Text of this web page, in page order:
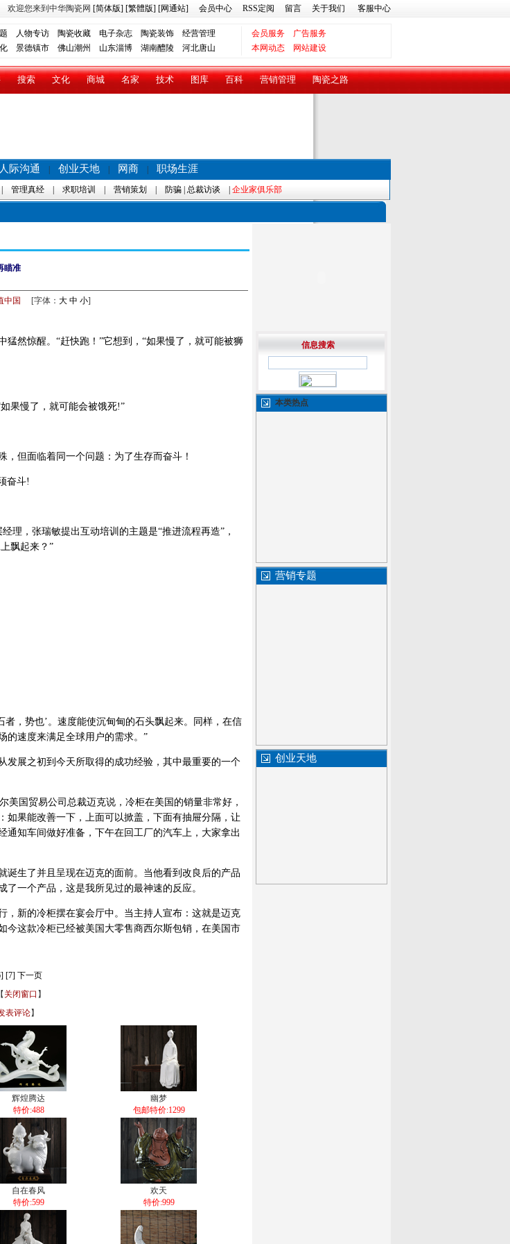
欢迎您来到中华陶瓷网 [简体版] [繁體版] [网通站] 会员中心 RSS定阅 留言 关于我们 客服中心
人物专访 陶瓷收藏 电子杂志 陶瓷装饰 经营管理 会员服务
广告服务
景德镇市 佛山潮州 山东淄博 湖南醴陵 河北唐山 本网动态 网站建设
搜索 文化 商城 名家 技术 图库 百科 营销管理 陶瓷之路
人际沟通 创业天地 网商 职场生涯
管理真经 求职培训 营销策划 防骗 总裁访谈 企业家俱乐部
瞄准
中国 [字体： 大 中 小]
然惊醒。“赶快跑！”它想到，“如果慢了，就可能被狮
果慢了，就可能会被饿死!”
但面临着同一个问题：为了生存而奋斗！
奋斗!
，张瑞敏提出互动培训的主题是“推进流程再造”，
飘起来？”
，势也’。速度能使沉甸甸的石头飘起来。同样，在信
的速度来满足全球用户的需求。”
展之初到今天所取得的成功经验，其中最重要的一个
国贸易公司总裁迈克说，冷柜在美国的销量非常好，
如果能改善一下，上面可以掀盖，下面有抽屉分隔，让
知车间做好准备，下午在回工厂的汽车上，大家拿出
生了并且呈现在迈克的面前。当他看到改良后的产品
一个产品，这是我所见过的最神速的反应。
新的冷柜摆在宴会厅中。当主持人宣布：这就是迈克
今这款冷柜已经被美国大零售商西尔斯包销，在美国市
[7] 下一页
关闭窗口 】
表评论】
辉煌腾达
特价:488
幽梦
包邮特价:1299
自在春风
特价:599
欢天
特价:999
信息搜索
本类热点
营销专题
创业天地